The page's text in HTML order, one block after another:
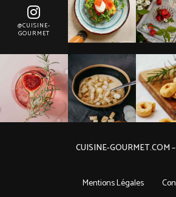
@CUISINE-
GOURMET
CUISINE-GOURMET.COM
Mentions Légales